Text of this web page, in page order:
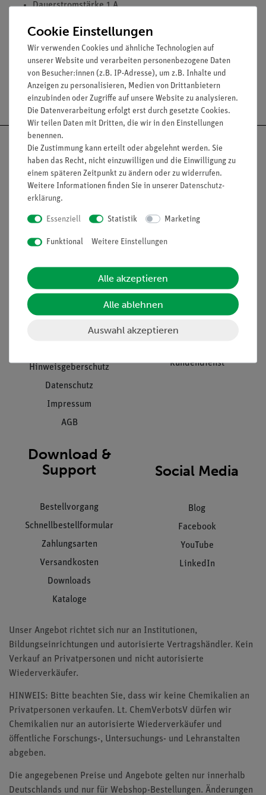
Dauerstromstärke 1 A
Wirkwiderstand 3 Ohm
Versandkostenfrei ab 300,- €
Nach oben
Informationen
Projekte und Lösungen
Stellenangebote
Hinweisgeberschutz
Datenschutz
Impressum
AGB
Übersicht Service
Beratung & Showroom
Inventarisierungs- &
Kundendienst
Download &
Support
Bestellvorgang
Schnellbestellformular
Zahlungsarten
Versandkosten
Downloads
Kataloge
Social Media
Blog
Facebook
YouTube
LinkedIn
Unser Angebot richtet sich nur an Institutionen,
Bildungseinrichtungen und autorisierte Vertragshändler. Kein
Verkauf an Privatpersonen und nicht autorisierte
Wiederverkäufer.
HINWEIS: Bitte beachten Sie, dass wir keine Chemikalien an
Privatpersonen verkaufen. Lt. ChemVerbotsV dürfen wir
Chemikalien nur an autorisierte Wiederverkäufer und
öffentliche Forschungs-, Untersuchungs- und Lehranstalten
abgeben.
Die angegebenen Preise und Angebote gelten nur innerhalb
Deutschlands und nur für Webshop-Bestellungen. Änderungen
Cookie Einstellungen
Wir verwenden Cookies und ähnliche Technologien auf
unserer Website und verarbeiten personenbezogene Daten
von Besucher:innen (z.B. IP-Adresse), um z.B. Inhalte und
Anzeigen zu personalisieren, Medien von Drittanbietern
einzubinden oder Zugriffe auf unsere Website zu analysieren.
Die Datenverarbeitung erfolgt erst durch gesetzte Cookies.
Wir teilen Daten mit Dritten, die wir in den Einstellungen
benennen.
Die Zustimmung kann erteilt oder abgelehnt werden. Sie
haben das Recht, nicht einzuwilligen und die Einwilligung zu
einem späteren Zeitpunkt zu ändern oder zu widerrufen.
Weitere Informationen finden Sie in unserer Daten­schutz­
erklärung.
Essenziell Statistik Marketing
Funktional Weitere Einstellungen
Alle akzeptieren
Alle ablehnen
Auswahl akzeptieren